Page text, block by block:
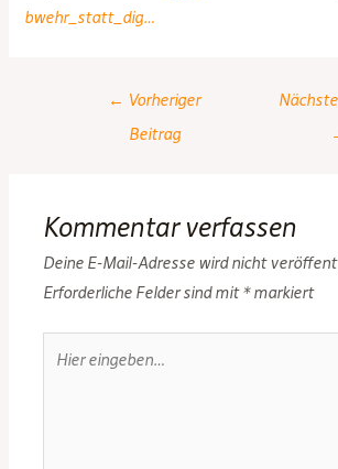
bwehr_statt_dig…
navigation
← Vorheriger
Beitrag
Kommentar verfassen
Deine E-Mail-Adresse wird nicht
Erforderliche Felder sind mit*markiert
eingeben…